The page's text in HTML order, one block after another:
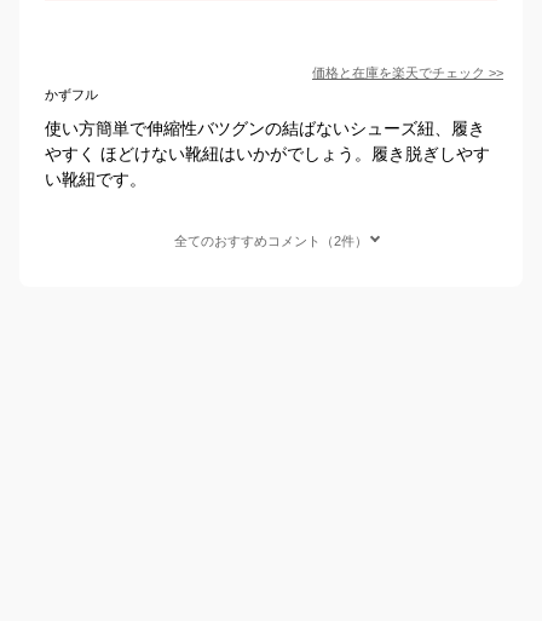
価格と在庫を楽天でチェック >>
かずフル
使い方簡単で伸縮性バツグンの結ばないシューズ紐、履き
やすく ほどけない靴紐はいかがでしょう。履き脱ぎしやす
い靴紐です。
全てのおすすめコメント（2件）